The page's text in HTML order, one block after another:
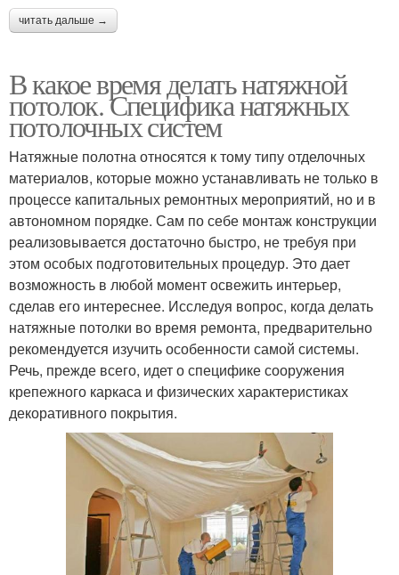
читать дальше →
В какое время делать натяжной
потолок. Специфика натяжных
потолочных систем
Натяжные полотна относятся к тому типу отделочных
материалов, которые можно устанавливать не только в
процессе капитальных ремонтных мероприятий, но и в
автономном порядке. Сам по себе монтаж конструкции
реализовывается достаточно быстро, не требуя при
этом особых подготовительных процедур. Это дает
возможность в любой момент освежить интерьер,
сделав его интереснее. Исследуя вопрос, когда делать
натяжные потолки во время ремонта, предварительно
рекомендуется изучить особенности самой системы.
Речь, прежде всего, идет о специфике сооружения
крепежного каркаса и физических характеристиках
декоративного покрытия.